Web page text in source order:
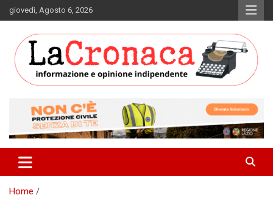
Skip
to
giovedì, Agosto 6, 2026
La Cronaca Quotidiano
Home